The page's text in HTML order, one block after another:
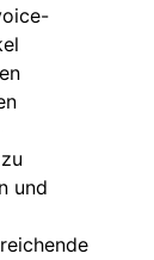
und